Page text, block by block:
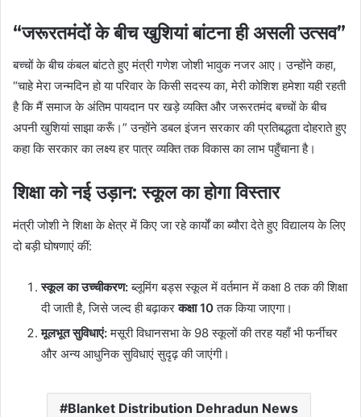
“जरूरतमंदों के बीच खुशियां बांटना ही असली उत्सव”
बच्चों के बीच कंबल बांटते हुए मंत्री गणेश जोशी भावुक नजर आए। उन्होंने कहा,
“चाहे मेरा जन्मदिन हो या परिवार के किसी सदस्य का, मेरी कोशिश हमेशा यही रहती
है कि मैं समाज के अंतिम पायदान पर खड़े व्यक्ति और जरूरतमंद बच्चों के बीच
अपनी खुशियां साझा करूँ।” उन्होंने डबल इंजन सरकार की प्रतिबद्धता दोहराते हुए
कहा कि सरकार का लक्ष्य हर पात्र व्यक्ति तक विकास का लाभ पहुँचाना है।
शिक्षा को नई उड़ान: स्कूल का होगा विस्तार
मंत्री जोशी ने शिक्षा के क्षेत्र में किए जा रहे कार्यों का ब्यौरा देते हुए विद्यालय के लिए
दो बड़ी घोषणाएं कीं:
स्कूल का उच्चीकरण:ब्लूमिंग बड्स स्कूल में वर्तमान में कक्षा 8 तक की शिक्षा
दी जाती है, जिसे जल्द ही बढ़ाकरकक्षा 10तक किया जाएगा।
मूलभूत सुविधाएं:मसूरी विधानसभा के 98 स्कूलों की तरह यहाँ भी फर्नीचर
और अन्य आधुनिक सुविधाएं सुदृढ़ की जाएंगी।
Blanket Distribution Dehradun News